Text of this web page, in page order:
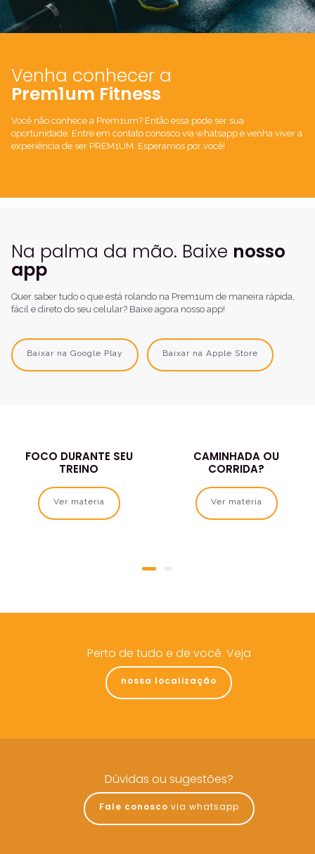
Venha conhecer a
Prem1um Fitness
Você não conhece a Prem1um? Então essa pode ser sua
oportunidade. Entre em contato conosco via whatsapp e venha viver a
experiência de ser PREM1UM. Esperamos por você!
Na palma da mão. Baixe nosso
app
Quer saber tudo o que está rolando na Prem1um de maneira rápida,
fácil e direto do seu celular? Baixe agora nosso app!
Baixar na Google Play Baixar na Apple Store
FOCO DURANTE SEU
TREINO
Ver matéria
CAMINHADA OU
CORRIDA?
Ver matéria
Perto de tudo e de você. Veja
nossa localização
Dúvidas ou sugestões?
Fale conosco via whatsapp